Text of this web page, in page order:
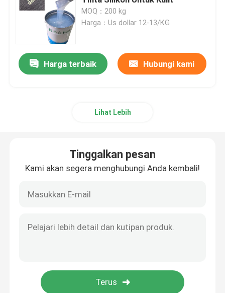
Silikon Cetakan Cair
Kaus Kaki Silikon
Matte Silicone
Pigmen Karet Silikon
MOQ：200 kg
Harga：Us dollar 12-13/KG
Harga terbaik Hubungi kami
Lihat Lebih
Tinggalkan pesan
Kami akan segera menghubungi Anda kembali!